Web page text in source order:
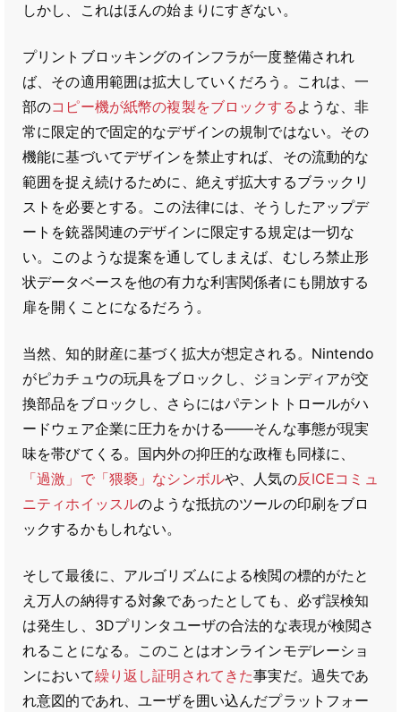
しかし、これはほんの始まりにすぎない。
プリントブロッキングのインフラが一度整備されれ
ば、その適用範囲は拡大していくだろう。これは、一
部のコピー機が紙幣の複製をブロックする ような、非
常に限定的で固定的なデザインの規制ではない。その
機能に基づいてデザインを禁止すれば、その流動的な
範囲を捉え続けるために、絶えず拡大するブラックリ
ストを必要とする。この法律には、そうしたアップデ
ートを銃器関連のデザインに限定する規定は一切な
い。このような提案を通してしまえば、むしろ禁止形
状データベースを他の有力な利害関係者にも開放する
扉を開くことになるだろう。
当然、知的財産に基づく拡大が想定される。Nintendo
がピカチュウの玩具をブロックし、ジョンディアが交
換部品をブロックし、さらにはパテントトロールがハ
ードウェア企業に圧力をかける――そんな事態が現実
味を帯びてくる。国内外の抑圧的な政権も同様に、
「過激」で「猥褻」なシンボルや、人気の反ICEコミュ
ニティホイッスルのような抵抗のツールの印刷をブロ
ックするかもしれない。
そして最後に、アルゴリズムによる検閲の標的がたと
え万人の納得する対象であったとしても、必ず誤検知
は発生し、3Dプリンタユーザの合法的な表現が検閲さ
れることになる。このことはオンラインモデレーショ
ンにおいて繰り返し証明されてきた事実だ。過失であ
れ意図的であれ、ユーザを囲い込んだプラットフォー